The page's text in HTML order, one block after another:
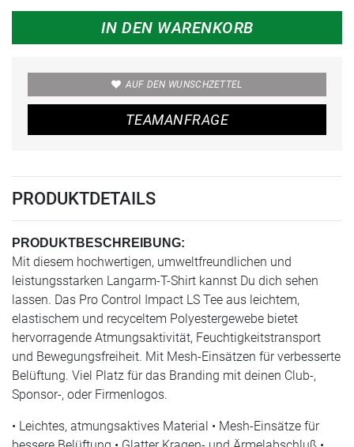
IN DEN WARENKORB
AUF DEN WUNSCHZETTEL
TEAMANFRAGE
PRODUKTDETAILS
PRODUKTBESCHREIBUNG:
Mit diesem hochwertigen, umweltfreundlichen und
leistungsstarken Langarm-T-Shirt kannst Du dich sehen
lassen. Das Pro Control Impact LS Tee aus leichtem,
elastischem und recyceltem Polyestergewebe bietet
hervorragende Atmungsaktivität, Feuchtigkeitstransport
und Bewegungsfreiheit. Mit Mesh-Einsätzen für verbesserte
Belüftung. Viel Platz für das Branding mit deinen Club-,
Sponsor-, oder Firmenlogos.
• Leichtes, atmungsaktives Material • Mesh-Einsätze für